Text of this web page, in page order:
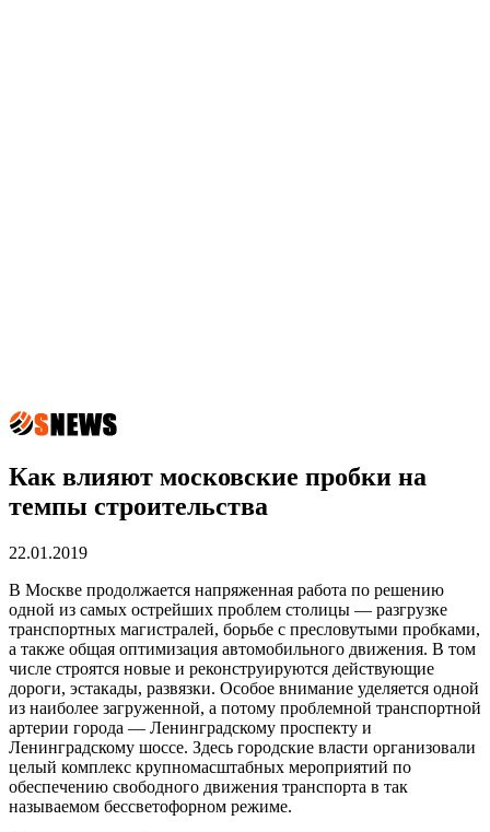
Как влияют московские пробки на
темпы строительства
22.01.2019
В Москве продолжается напряженная работа по решению
одной из самых острейших проблем столицы — разгрузке
транспортных магистралей, борьбе с пресловутыми пробками,
а также общая оптимизация автомобильного движения. В том
числе строятся новые и реконструируются действующие
дороги, эстакады, развязки. Особое внимание уделяется одной
из наиболее загруженной, а потому проблемной транспортной
артерии города — Ленинградскому проспекту и
Ленинградскому шоссе. Здесь городские власти организовали
целый комплекс крупномасштабных мероприятий по
обеспечению свободного движения транспорта в так
называемом бессветофорном режиме.